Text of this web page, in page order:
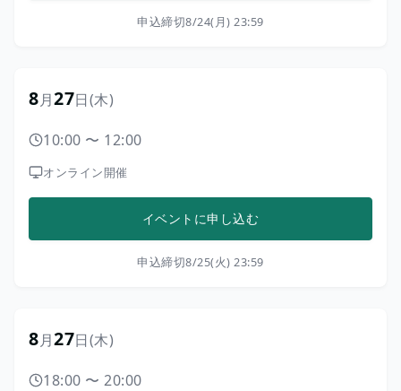
申込締切8/24(月) 23:59
8月27日(木)
10:00 〜 12:00
オンライン開催
イベントに申し込む
申込締切8/25(火) 23:59
8月27日(木)
18:00 〜 20:00